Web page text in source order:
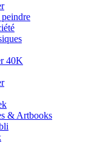
40K
& Artbooks